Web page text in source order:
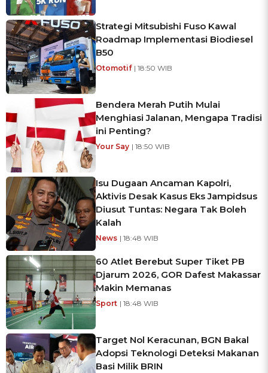
Strategi Mitsubishi Fuso Kawal
Roadmap Implementasi Biodiesel
B50
Otomotif | 18:50 WIB
Bendera Merah Putih Mulai
Menghiasi Jalanan, Mengapa Tradisi
ini Penting?
Your Say | 18:50 WIB
Isu Dugaan Ancaman Kapolri,
Aktivis Desak Kasus Eks Jampidsus
Diusut Tuntas: Negara Tak Boleh
Kalah
News | 18:48 WIB
60 Atlet Berebut Super Tiket PB
Djarum 2026, GOR Dafest Makassar
Makin Memanas
Sport | 18:48 WIB
Target Nol Keracunan, BGN Bakal
Adopsi Teknologi Deteksi Makanan
Basi Milik BRIN